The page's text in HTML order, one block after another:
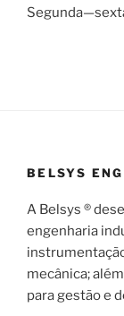
BELSYS
A Belsys ®
engenharia
mecânica;
para gestão e